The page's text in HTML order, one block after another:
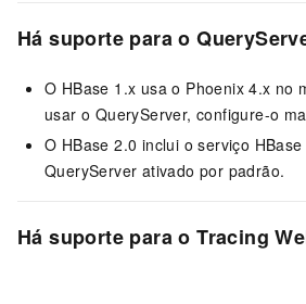
Há suporte para o
O HBase 1.x usa o Phoenix 4.x no
usar o QueryServer, configure-o
O HBase 2.0 inclui o serviço
QueryServer ativado por padrão.
Há suporte para o Tracing